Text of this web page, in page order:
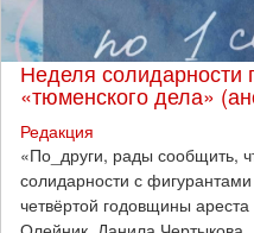
Неделя
«тюменского дела»
Редакция
​«По_други, рады сообщить,
солидарности с
четвёртой годовщины